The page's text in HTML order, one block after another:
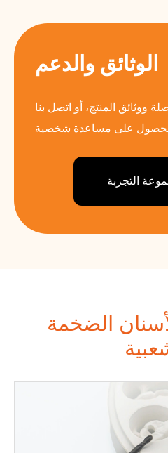
الوثائق والدعم
ووثائق المنتج، أو اتصل بنا
التجربة
الضخمة